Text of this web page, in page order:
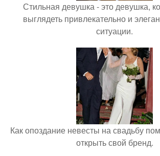
Стильная девушка - это девушка,
выглядеть привлекательно и
ситуации.
Как опоздание невесты на свадьбу
открыть свой бренд.